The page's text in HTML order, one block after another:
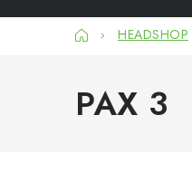
DomovHEADSHOP
PAX 3